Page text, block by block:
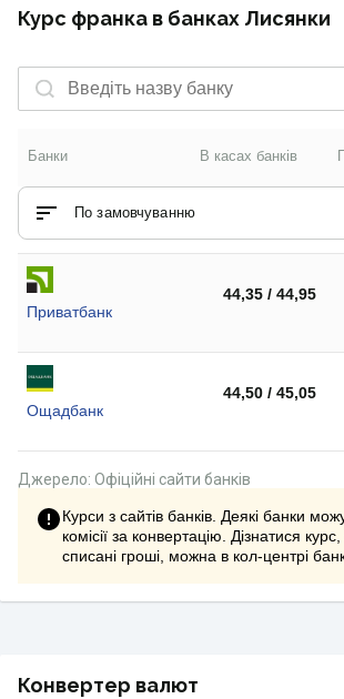
Курс франка в банках Лисянки
Банки В касах банків
По замовчуванню
Приватбанк
44,35 / 44,95
Ощадбанк
44,50 / 45,05
Джерело: Офіційні сайти банків
Курси з сайтів банків. Деякі банки
комісії за конвертацію. Дізнатися
списані гроші, можна в кол-центрі
Конвертер валют